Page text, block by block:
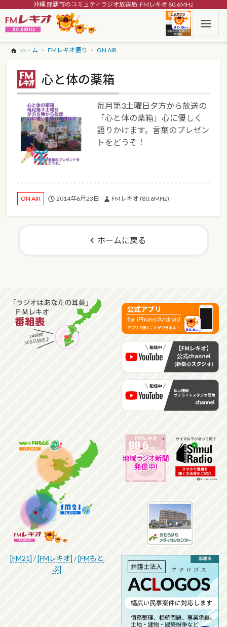
沖縄 那覇市のコミュティラジオ放送局: FMレキオ 80.6MHz
ホーム FMレキオ便り ON AIR
心と体の薬箱
毎月第3土曜日夕方から放送の
「心と体の薬箱」心に優しく
語りかけます。言葉のプレゼン
トをどうぞ！
ON AIR 2014年6月23日 FMレキオ (80.6MHz)
ホームに戻る
[FM21] /[FMレキオ] /[FMもと
ぶ]